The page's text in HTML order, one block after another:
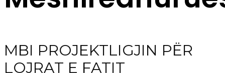
MBI PROJEKTLIGJIN PËR
LOJRAT E FATIT